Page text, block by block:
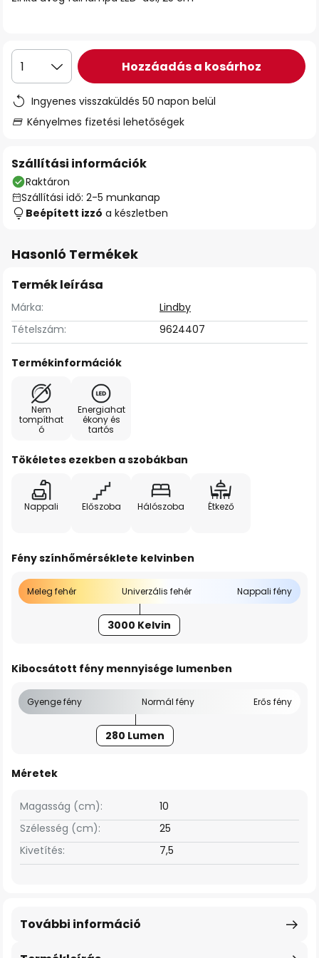
1 Hozzáadás a kosárhoz
Ingyenes visszaküldés 50 napon belül
Kényelmes fizetési lehetőségek
Szállítási információk
Raktáron
Szállítási idő: 2-5 munkanap
Beépített izzó a készletben
Hasonló Termékek
Termék leírása
Márka:
Lindby
Tételszám:
9624407
Termékinformációk
Nem
tompíthat
ó
Energiahat
ékony és
tartós
Tökéletes ezekben a szobákban
Nappali Előszoba Hálószoba Étkező
Fény színhőmérséklete kelvinben
Meleg fehér Univerzális fehér Nappali fény
3000 Kelvin
Kibocsátott fény mennyisége lumenben
Gyenge fény Normál fény Erős fény
280 Lumen
Méretek
Szélesség (cm): 25
Magasság (cm): 10
Kivetítés: 7,5
További információ